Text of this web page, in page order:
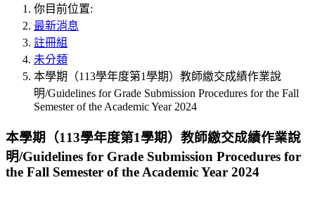
你目前位置:
最新消息
註冊組
未分類
本學期（113學年度第1學期）教師繳交成績作業說
明/Guidelines for Grade Submission Procedures for the Fall
Semester of the Academic Year 2024
本學期（113學年度第1學期）教師繳交成績作業說
明/Guidelines for Grade Submission Procedures for
the Fall Semester of the Academic Year 2024